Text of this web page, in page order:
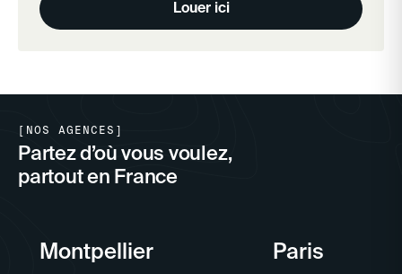
Louer ici
[NOS AGENCES]
Partez d’où vous voulez,
partout en France
Montpellier Paris